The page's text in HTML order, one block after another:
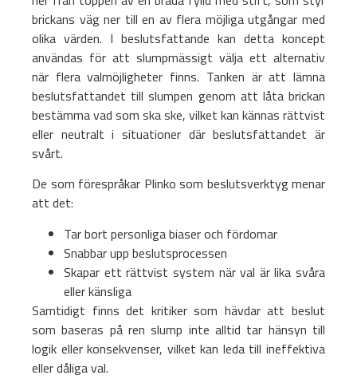
brickans väg ner till en av flera möjliga utgångar med
olika värden. I beslutsfattande kan detta koncept
användas för att slumpmässigt välja ett alternativ
när flera valmöjligheter finns. Tanken är att lämna
beslutsfattandet till slumpen genom att låta brickan
bestämma vad som ska ske, vilket kan kännas rättvist
eller neutralt i situationer där beslutsfattandet är
svårt.
De som förespråkar Plinko som beslutsverktyg menar
att det:
Tar bort personliga biaser och fördomar
Snabbar upp beslutsprocessen
Skapar ett rättvist system när val är lika svåra
eller känsliga
Samtidigt finns det kritiker som hävdar att beslut
som baseras på ren slump inte alltid tar hänsyn till
logik eller konsekvenser, vilket kan leda till ineffektiva
eller dåliga val.